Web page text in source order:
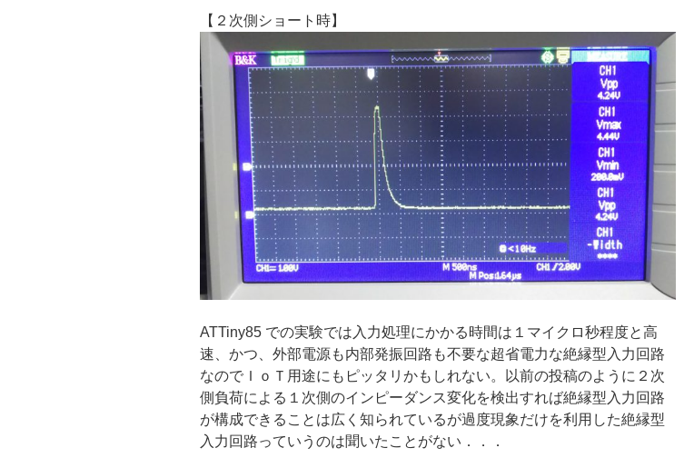
【２次側ショート時】
ATTiny85 での実験では入力処理にかかる時間は１マイクロ秒程度と高
速、かつ、外部電源も内部発振回路も不要な超省電力な絶縁型入力回路
なのでＩｏＴ用途にもピッタリかもしれない。以前の投稿のように２次
側負荷による１次側のインピーダンス変化を検出すれば絶縁型入力回路
が構成できることは広く知られているが過度現象だけを利用した絶縁型
入力回路っていうのは聞いたことがない．．．